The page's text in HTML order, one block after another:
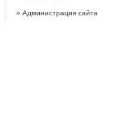
» Администрация сайта